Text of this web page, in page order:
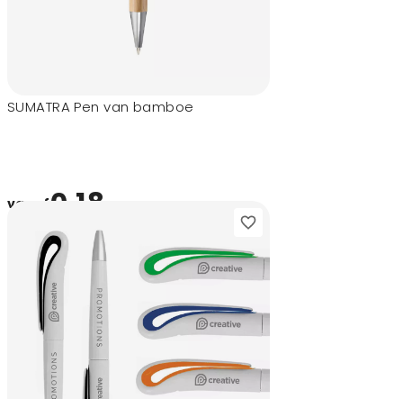
SUMATRA Pen van bamboe
vanaf0,18